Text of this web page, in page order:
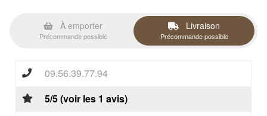
À emporter
Précommande possible
Livraison
Précommande possible
09.56.39.77.94
5/5 (voir les 1 avis)